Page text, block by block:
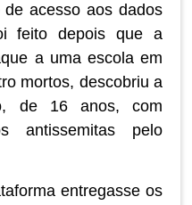
acesso aos dados
feito depois que a
a uma escola em
mortos, descobriu a
de 16 anos, com
antissemitas pelo
entregasse os